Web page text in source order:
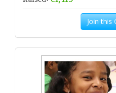
Join this